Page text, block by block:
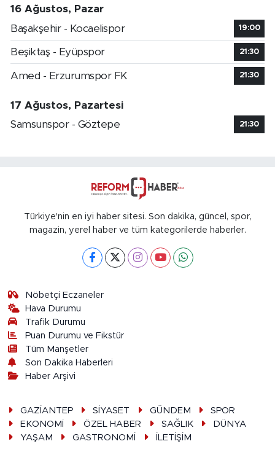
16 Ağustos, Pazar
Başakşehir - Kocaelispor
19:00
Beşiktaş - Eyüpspor 21:30
Amed - Erzurumspor FK 21:30
17 Ağustos, Pazartesi
Samsunspor - Göztepe
21:30
Türkiye'nin en iyi haber sitesi. Son dakika, güncel, spor,
magazin, yerel haber ve tüm kategorilerde haberler.
Nöbetçi Eczaneler
Hava Durumu
Trafik Durumu
Puan Durumu ve Fikstür
Tüm Manşetler
Son Dakika Haberleri
Haber Arşivi
GAZİANTEP SİYASET GÜNDEM
SPOR
EKONOMİ
ÖZEL HABER SAĞLIK
DÜNYA
YAŞAM
GASTRONOMİ İLETİŞİM